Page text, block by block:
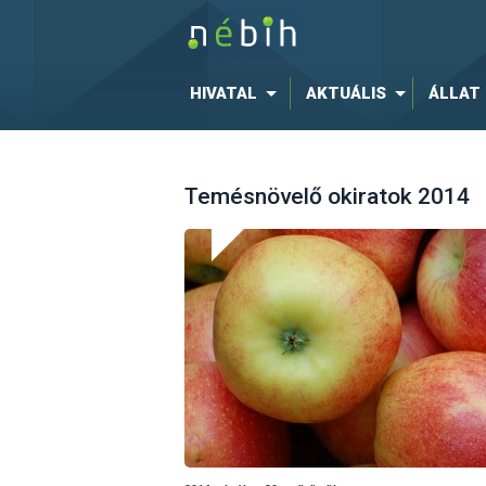
HIVATAL AKTUÁLIS ÁLLAT
Temésnövelő okiratok 2014